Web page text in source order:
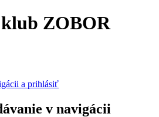
ZOBOR
a prihlásiť
v navigácii